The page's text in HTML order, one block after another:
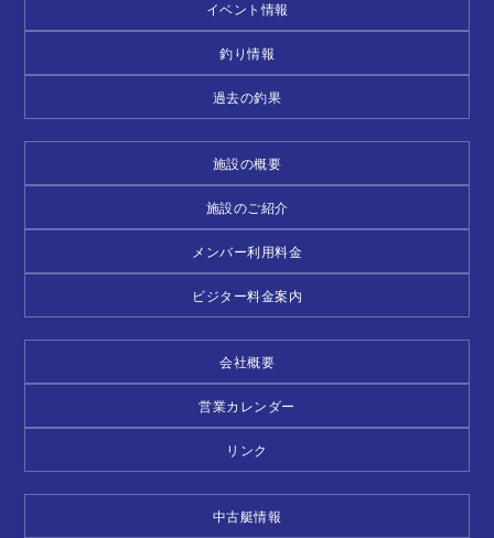
イベント情報
釣り情報
過去の釣果
施設の概要
施設のご紹介
メンバー利用料金
ビジター料金案内
会社概要
営業カレンダー
リンク
中古艇情報